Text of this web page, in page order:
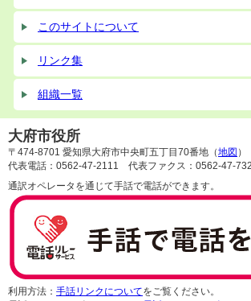
このサイトについて
リンク集
組織一覧
大府市役所
〒474-8701 愛知県大府市中央町五丁目70番地（地図 ）
代表電話：0562-47-2111 代表ファクス：0562-47-
通訳オペレータを通じて手話で電話ができます。
利用方法： 手話リンクについてをご覧ください。